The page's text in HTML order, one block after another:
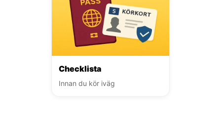
Checklista
Innan du kör iväg